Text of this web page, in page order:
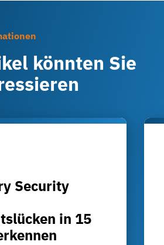
könnten Sie
Security
in 15